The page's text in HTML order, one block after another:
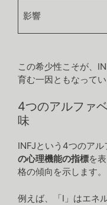
影響
この希少性こそが、
育む一因ともなってい
4つのアルファ
味
INFJという4つのアル
の心理機能の指標を
格の傾向を示します。
例えば、「I」はエネ